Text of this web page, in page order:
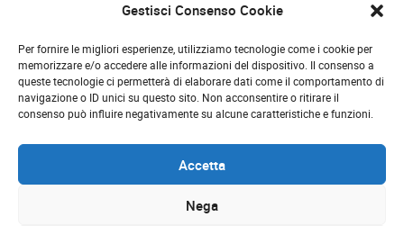
Gestisci Consenso Cookie
Per fornire le migliori esperienze, utilizziamo tecnologie come i cookie per
memorizzare e/o accedere alle informazioni del dispositivo. Il consenso a
queste tecnologie ci permetterà di elaborare dati come il comportamento di
navigazione o ID unici su questo sito. Non acconsentire o ritirare il
consenso può influire negativamente su alcune caratteristiche e funzioni.
Accetta
Nega